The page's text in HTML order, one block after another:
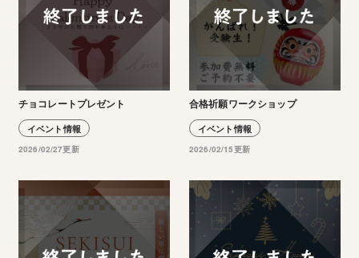
チョコレートプレゼント
イベント情報
2026/02/27更新
合格祈願ワークショップ
イベント情報
2026/02/15更新